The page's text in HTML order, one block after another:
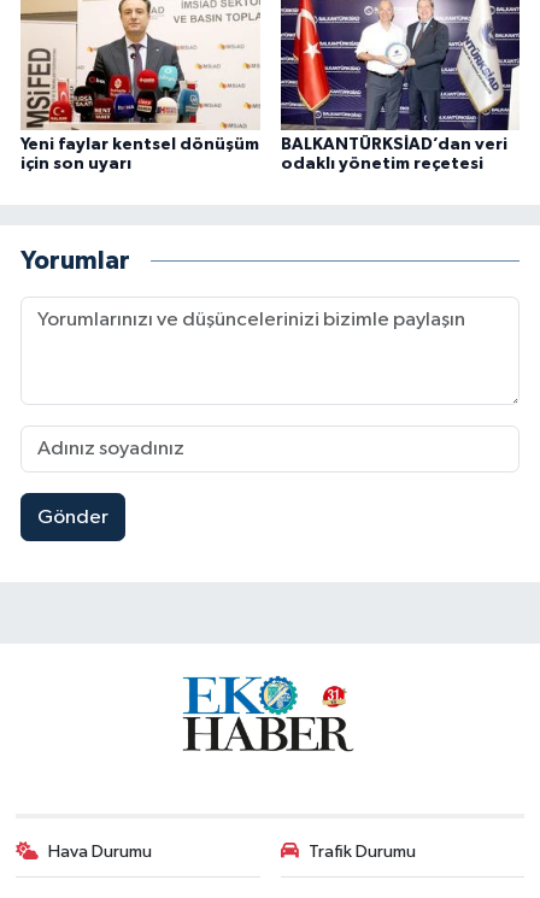
Yeni faylar kentsel dönüşüm
için son uyarı
BALKANTÜRKSİAD’dan veri
odaklı yönetim reçetesi
Yorumlar
Gönder
Hava Durumu Trafik Durumu